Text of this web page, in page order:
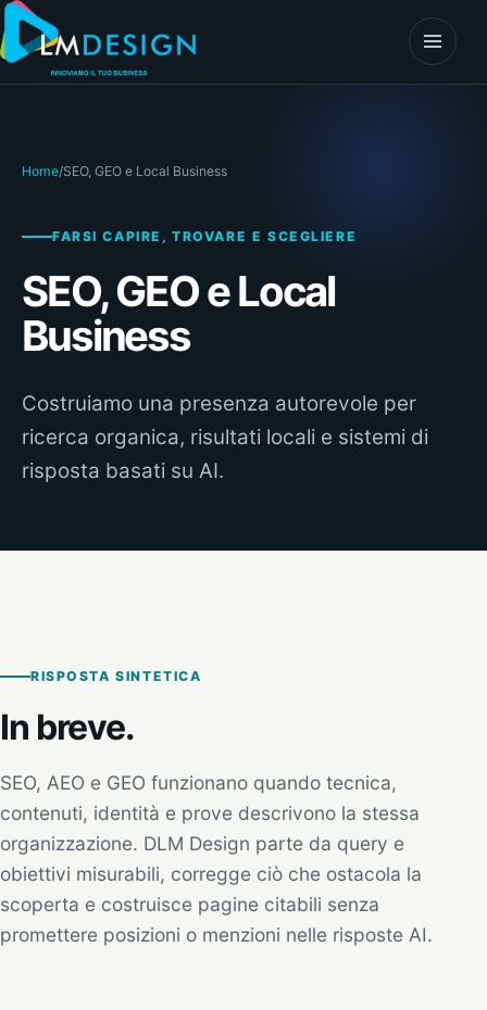
Vai al contenuto
Apri il
Home/SEO, GEO e Local Business
FARSI CAPIRE, TROVARE E SCEGLIERE
SEO, GEO e Local
Business
Costruiamo una presenza autorevole per
ricerca organica, risultati locali e sistemi di
risposta basati su AI.
RISPOSTA SINTETICA
In breve.
SEO, AEO e GEO funzionano quando tecnica,
contenuti, identità e prove descrivono la stessa
organizzazione. DLM Design parte da query e
obiettivi misurabili, corregge ciò che ostacola la
scoperta e costruisce pagine citabili senza
promettere posizioni o menzioni nelle risposte AI.